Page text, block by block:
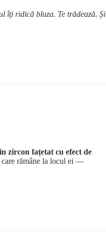
îți ridică bluza. Te trădează. Și
zircon fațetat cu efect de
care rămâne la locul ei —